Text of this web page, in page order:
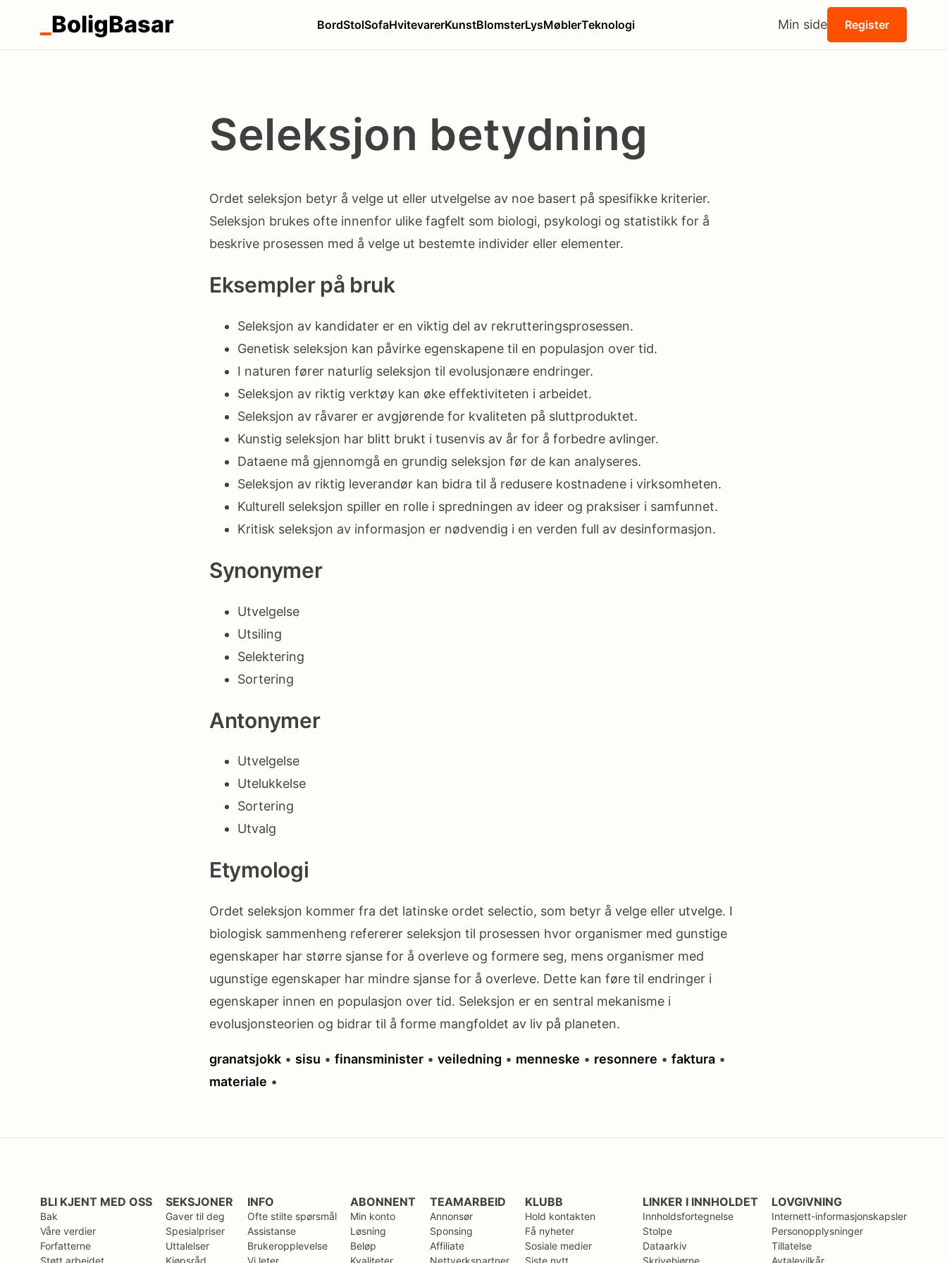
BoligBasar BordStolSofaHvitevarerKunstBlomsterLysMøblerTeknologi Min side Register
Seleksjon betydning
Ordet seleksjon betyr å velge ut eller utvelgelse av noe basert på spesifikke kriterier.
Seleksjon brukes ofte innenfor ulike fagfelt som biologi, psykologi og statistikk for å
beskrive prosessen med å velge ut bestemte individer eller elementer.
Eksempler på bruk
Seleksjon av kandidater er en viktig del av rekrutteringsprosessen.
Genetisk seleksjon kan påvirke egenskapene til en populasjon over tid.
I naturen fører naturlig seleksjon til evolusjonære endringer.
Seleksjon av riktig verktøy kan øke effektiviteten i arbeidet.
Seleksjon av råvarer er avgjørende for kvaliteten på sluttproduktet.
Kunstig seleksjon har blitt brukt i tusenvis av år for å forbedre avlinger.
Dataene må gjennomgå en grundig seleksjon før de kan analyseres.
Seleksjon av riktig leverandør kan bidra til å redusere kostnadene i virksomheten.
Kulturell seleksjon spiller en rolle i spredningen av ideer og praksiser i samfunnet.
Kritisk seleksjon av informasjon er nødvendig i en verden full av desinformasjon.
Synonymer
Utvelgelse
Utsiling
Selektering
Sortering
Antonymer
Utvelgelse
Utelukkelse
Sortering
Utvalg
Etymologi
Ordet seleksjon kommer fra det latinske ordet selectio, som betyr å velge eller utvelge. I
biologisk sammenheng refererer seleksjon til prosessen hvor organismer med gunstige
egenskaper har større sjanse for å overleve og formere seg, mens organismer med
ugunstige egenskaper har mindre sjanse for å overleve. Dette kan føre til endringer i
egenskaper innen en populasjon over tid. Seleksjon er en sentral mekanisme i
evolusjonsteorien og bidrar til å forme mangfoldet av liv på planeten.
granatsjokk • sisu • finansminister • veiledning • menneske • resonnere • faktura •
materiale •
BLI KJENT MED OSS
Bak
Våre verdier
Forfatterne
SEKSJONER
Gaver til deg
Spesialpriser
Uttalelser
INFO
Ofte stilte spørsmål
Assistanse
Brukeropplevelse
ABONNENT
Min konto
Løsning
Beløp
TEAMARBEID
Annonsør
Sponsing
Affiliate
KLUBB
Hold kontakten
Få nyheter
Sosiale medier
LINKER I INNHOLDET
Innholdsfortegnelse
Stolpe
Dataarkiv
LOVGIVNING
Internett-informasjonskapsler
Personopplysninger
Tillatelse